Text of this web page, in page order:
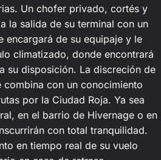
Un chofer privado, cortés y
la salida de su terminal con un
encargará de su equipaje y le
climatizado, donde encontrará
su disposición. La discreción de
combina con un conocimiento
por la Ciudad Roja. Ya sea
en el barrio de Hivernage o en
con total tranquilidad.
en tiempo real de su vuelo